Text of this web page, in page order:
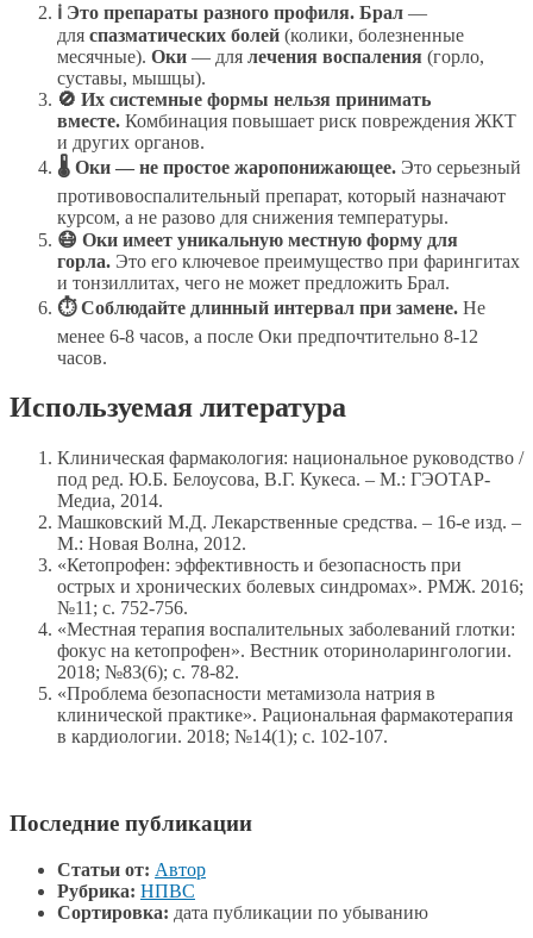
ℹ Это препараты разного профиля. Брал —
для спазматических болей (колики, болезненные
месячные). Оки — для лечения воспаления (горло,
суставы, мышцы).
🚫 Их системные формы нельзя принимать
вместе. Комбинация повышает риск повреждения ЖКТ
и других органов.
🌡️ Оки — не простое жаропонижающее. Это серьезный
противовоспалительный препарат, который назначают
курсом, а не разово для снижения температуры.
😷 Оки имеет уникальную местную форму для
горла. Это его ключевое преимущество при фарингитах
и тонзиллитах, чего не может предложить Брал.
⏱ Соблюдайте длинный интервал при замене. Не
менее 6-8 часов, а после Оки предпочтительно 8-12
часов.
Используемая литература
Клиническая фармакология: национальное руководство /
под ред. Ю.Б. Белоусова, В.Г. Кукеса. – М.: ГЭОТАР-
Медиа, 2014.
Машковский М.Д. Лекарственные средства. – 16-е изд. –
М.: Новая Волна, 2012.
«Кетопрофен: эффективность и безопасность при
острых и хронических болевых синдромах». РМЖ. 2016;
№11; с. 752-756.
«Местная терапия воспалительных заболеваний глотки:
фокус на кетопрофен». Вестник оториноларингологии.
2018; №83(6); с. 78-82.
«Проблема безопасности метамизола натрия в
клинической практике». Рациональная фармакотерапия
в кардиологии. 2018; №14(1); с. 102-107.
Последние публикации
Статьи от: Автор
Рубрика: НПВС
Сортировка: дата публикации по убыванию